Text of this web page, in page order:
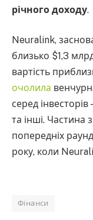
річного доходу.
Neuralink,
близько $1,3
вартість
очолила
серед
та інші. Частина
попередніх
року, коли
Фінанси